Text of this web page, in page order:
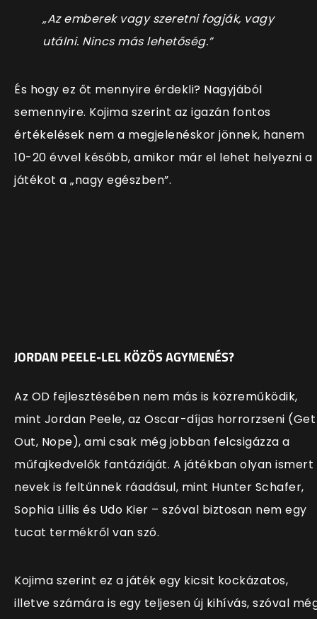
„Az emberek vagy szeretni fogják, vagy
utálni. Nincs más lehetőség.”
És hogy ez őt mennyire érdekli? Nagyjából
semennyire. Kojima szerint az igazán fontos
értékelések nem a megjelenéskor jönnek, hanem
10-20 évvel később, amikor már el lehet helyezni a
játékot a „nagy egészben”.
JORDAN PEELE-LEL KÖZÖS AGYMENÉS?
Az OD fejlesztésében nem más is közreműködik,
mint Jordan Peele, az Oscar-díjas horrorzseni (Get
Out, Nope), ami csak még jobban felcsigázza a
műfajkedvelők fantáziáját. A játékban olyan ismert
nevek is feltűnnek ráadásul, mint Hunter Schafer,
Sophia Lillis és Udo Kier – szóval biztosan nem egy
tucat termékről van szó.
Kojima szerint ez a játék egy kicsit kockázatos,
illetve számára is egy teljesen új kihívás, szóval